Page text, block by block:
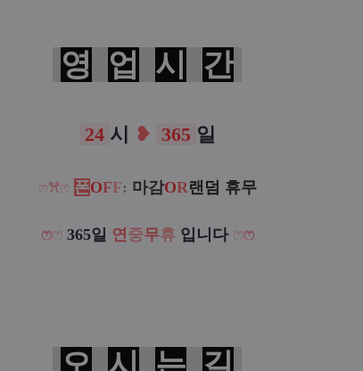
영 업 시 간
24 시 ❥ 365 일
ෆꕮෆ 폰OFF: 마감OR랜덤 휴무
ෆෆ365일 연 중무휴 입니다 ෆෆ